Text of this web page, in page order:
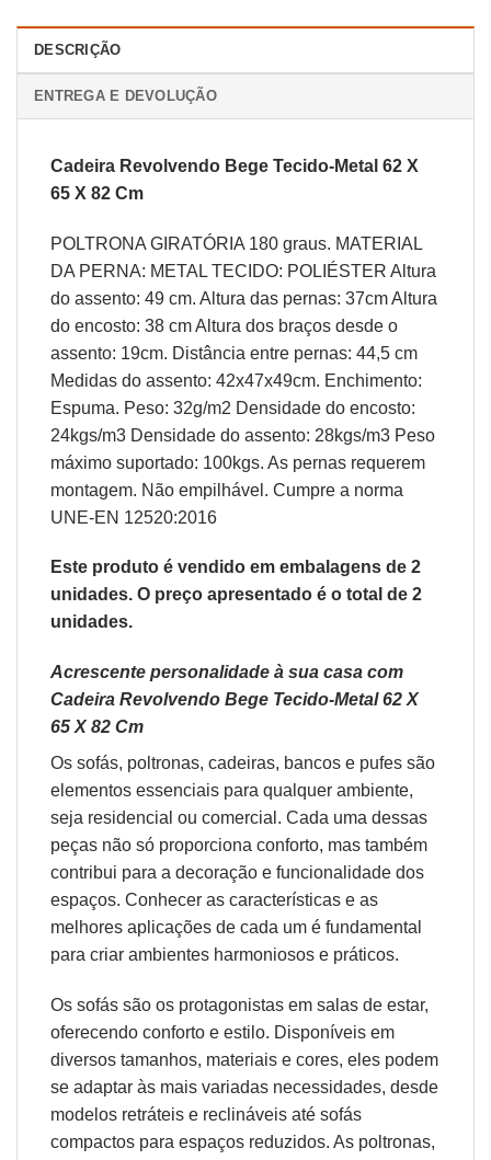
DESCRIÇÃO
ENTREGA E DEVOLUÇÃO
Cadeira Revolvendo Bege Tecido-Metal 62 X
65 X 82 Cm
POLTRONA GIRATÓRIA 180 graus. MATERIAL
DA PERNA: METAL TECIDO: POLIÉSTER Altura
do assento: 49 cm. Altura das pernas: 37cm Altura
do encosto: 38 cm Altura dos braços desde o
assento: 19cm. Distância entre pernas: 44,5 cm
Medidas do assento: 42x47x49cm. Enchimento:
Espuma. Peso: 32g/m2 Densidade do encosto:
24kgs/m3 Densidade do assento: 28kgs/m3 Peso
máximo suportado: 100kgs. As pernas requerem
montagem. Não empilhável. Cumpre a norma
UNE-EN 12520:2016
Este produto é vendido em embalagens de 2
unidades. O preço apresentado é o total de 2
unidades.
Acrescente personalidade à sua casa com
Cadeira Revolvendo Bege Tecido-Metal 62 X
65 X 82 Cm
Os sofás, poltronas, cadeiras, bancos e pufes são
elementos essenciais para qualquer ambiente,
seja residencial ou comercial. Cada uma dessas
peças não só proporciona conforto, mas também
contribui para a decoração e funcionalidade dos
espaços. Conhecer as características e as
melhores aplicações de cada um é fundamental
para criar ambientes harmoniosos e práticos.
Os sofás são os protagonistas em salas de estar,
oferecendo conforto e estilo. Disponíveis em
diversos tamanhos, materiais e cores, eles podem
se adaptar às mais variadas necessidades, desde
modelos retráteis e reclináveis até sofás
compactos para espaços reduzidos. As poltronas,